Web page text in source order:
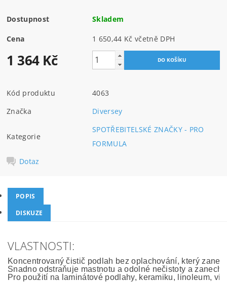
Dostupnost Skladem
Cena 1 650,44 Kč včetně DPH
1 364 Kč
Kód produktu
4063
Značka
Diversey
Kategorie
SPOTŘEBITELSKÉ ZNAČKY - PRO
FORMULA
Dotaz
POPIS
DISKUZE
VLASTNOSTI:
Koncentrovaný čistič podlah bez oplachování, který
Snadno odstraňuje mastnotu a odolné nečistoty a
Pro použití na laminátové podlahy, keramiku, linoleum,